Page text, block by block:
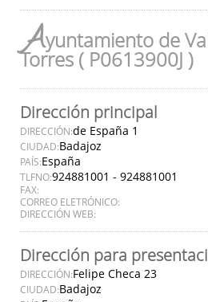
Ayuntamiento de
Torres ( P0613900J )
Dirección principal
DIRECCIÓN:de España 1
CIUDAD:Badajoz
PAÍS:España
TLFNO:924881001 - 924881001
FAX:
CORREO ELETRÓNICO:
DIRECCIÓN WEB:
Dirección para
DIRECCIÓN:Felipe Checa 23
CIUDAD:Badajoz